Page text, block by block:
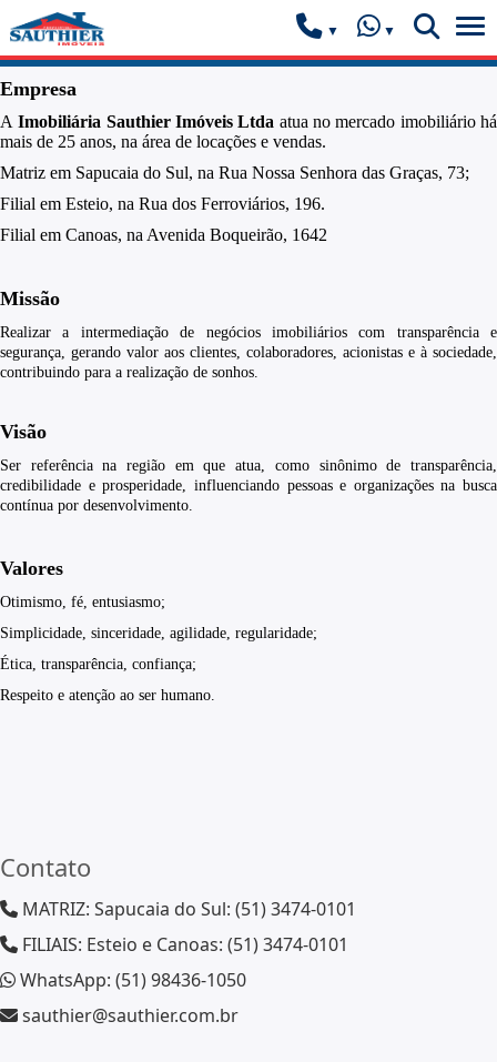
Empresa
A Imobiliária Sauthier Imóveis Ltda atua no mercado imobiliário há
mais de 25 anos, na área de locações e vendas.
Matriz em Sapucaia do Sul, na Rua Nossa Senhora das Graças, 73;
Filial em Esteio, na Rua dos Ferroviários, 196.
Filial em Canoas, na Avenida Boqueirão, 1642
Missão
Realizar a intermediação de negócios imobiliários com transparência e
segurança, gerando valor aos clientes, colaboradores, acionistas e à sociedade,
contribuindo para a realização de sonhos.
Visão
Ser referência na região em que atua, como sinônimo de transparência,
credibilidade e prosperidade, influenciando pessoas e organizações na busca
contínua por desenvolvimento.
Valores
Otimismo, fé, entusiasmo;
Simplicidade, sinceridade, agilidade, regularidade;
Ética, transparência, confiança;
Respeito e atenção ao ser humano.
Contato
MATRIZ: Sapucaia do Sul: (51) 3474-0101
FILIAIS: Esteio e Canoas: (51) 3474-0101
WhatsApp: (51) 98436-1050
sauthier@sauthier.com.br